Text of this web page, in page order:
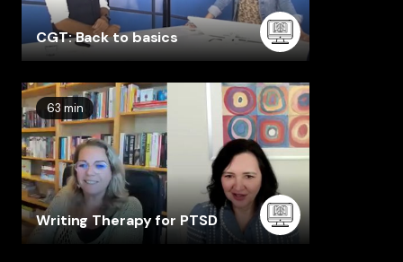
CGT: Back to basics
63 min
Writing Therapy for PTSD